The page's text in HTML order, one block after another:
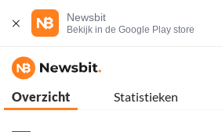
Newsbit
Bekijk in de Google Play store
Overzicht Statistieken